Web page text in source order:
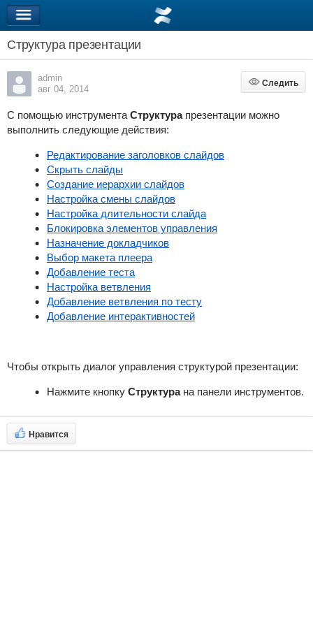
Структура презентации
admin
авг 04, 2014
Следить
Следить
С помощью инструмента Структурапрезентацииможно
выполнить следующие действия:
Редактирование заголовков слайдов
Скрыть слайды
Создание иерархии слайдов
Настройка смены слайдов
Настройка длительности слайда
Блокировка элементов управления
Назначение докладчиков
Выбор макета плеера
Добавление теста
Настройка ветвления
Добавление ветвления по тесту
Добавление интерактивностей
Чтобы открыть диалог управления структурой презентации:
Нажмите кнопку Структура на панели инструментов.
Нравится